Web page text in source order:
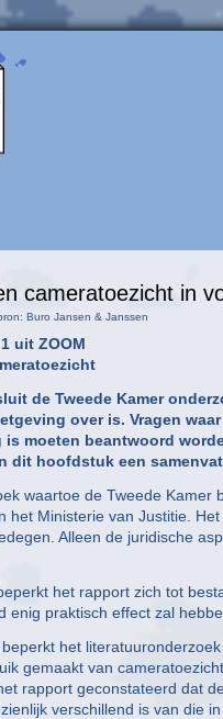
cameratoezicht in
Buro Jansen & Janssen
uit ZOOM
de Tweede Kamer
over is. Vragen
is moeten beantwoord
dit hoofdstuk een
waartoe de Tweede Kamer
het Ministerie van Justitie.
Alleen de juridische
het rapport zich tot
enig praktisch effect zal
het
gemaakt van
rapport geconstateerd dat
verschillend is van die in